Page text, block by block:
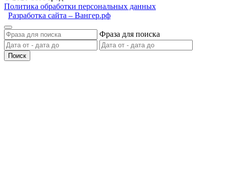
Политика обработки персональных данных
Разработка сайта – Вангер.рф
Фраза для поиска
Поиск